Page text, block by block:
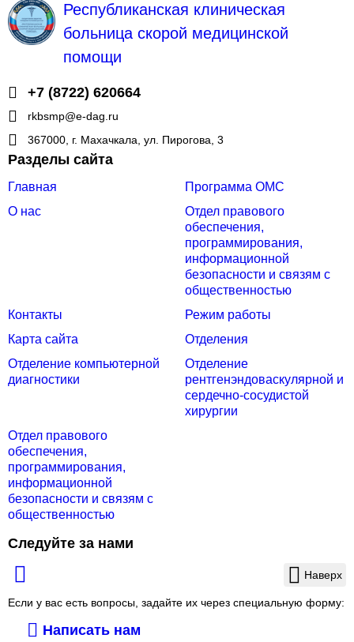
Республиканская клиническая
больница скорой медицинской
помощи
+7 (8722) 620664
rkbsmp@e-dag.ru
367000, г. Махачкала, ул. Пирогова, 3
Разделы сайта
Главная
Программа ОМС
О нас
Отдел правового
обеспечения,
программирования,
информационной
безопасности и связям с
общественностью
Контакты
Режим работы
Карта сайта
Отделения
Отделение компьютерной
диагностики
Отделение
рентгенэндоваскулярной и
сердечно-сосудистой
хирургии
Отдел правового
обеспечения,
программирования,
информационной
безопасности и связям с
общественностью
Следуйте за нами
Наверх
Если у вас есть вопросы, задайте их через специальную форму:
Написать нам